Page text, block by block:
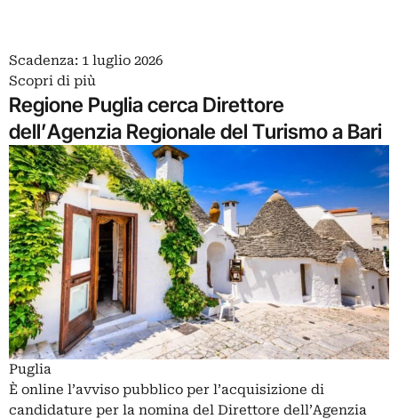
Scadenza: 1 luglio 2026
Scopri di più
Regione Puglia cerca Direttore
dell’Agenzia Regionale del Turismo a Bari
Puglia
È online l’avviso pubblico per l’acquisizione di
candidature per la nomina del Direttore dell’Agenzia